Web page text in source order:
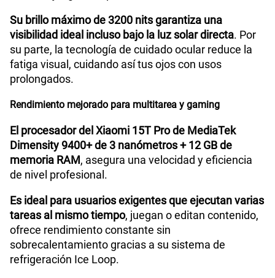
Su brillo máximo de 3200 nits garantiza una
visibilidad ideal incluso bajo la luz solar directa. Por
su parte, la tecnología de cuidado ocular reduce la
fatiga visual, cuidando así tus ojos con usos
prolongados.
Rendimiento mejorado para multitarea y gaming
El procesador del Xiaomi 15T Pro de MediaTek
Dimensity 9400+ de 3 nanómetros + 12 GB de
memoria RAM, asegura una velocidad y eficiencia
de nivel profesional.
Es ideal para usuarios exigentes que ejecutan varias
tareas al mismo tiempo, juegan o editan contenido,
ofrece rendimiento constante sin
sobrecalentamiento gracias a su sistema de
refrigeración Ice Loop.